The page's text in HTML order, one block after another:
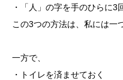
・「人」の字を手のひらに3
この3つの方法は、私には一
一方で、
・トイレを済ませておく